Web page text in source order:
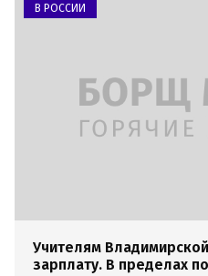
В РОССИИ
Учителям
зарплату. В пределах